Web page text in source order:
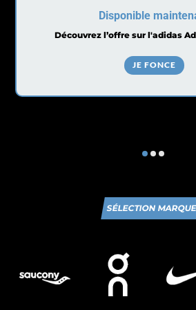
Disponible
Découvrez l’offre sur l'adidas
JE FONCE
SÉLECTION